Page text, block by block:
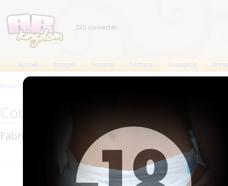
335 connectés
Accueil Images Forums Lecture Shopping
Accueil >
Couches anatomiques Vania :
Fabricant : Vania ( Johnson & Johnson
"Vania,